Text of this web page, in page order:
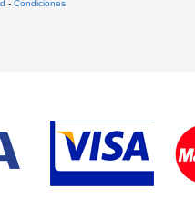
- Condiciones